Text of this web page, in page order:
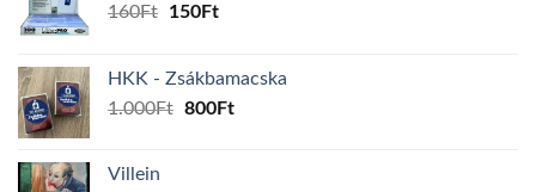
160Ft
Original
160Ft.
150FtCurrent
150Ft.
HKK - Zsákbamacska
1.000Ft Original
800FtCurrent
Villein